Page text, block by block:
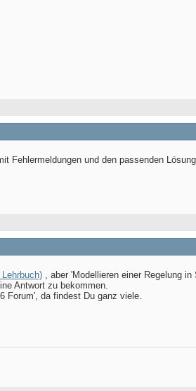
Fehlermeldungen und den passenden
, aber 'Modellieren einer Regelung
Antwort zu bekommen.
Forum', da findest Du ganz viele.